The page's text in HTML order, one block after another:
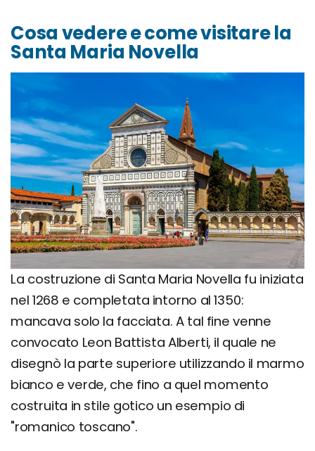
Cosa vedere e come visitare la
Santa Maria Novella
La costruzione di Santa Maria Novella fu iniziata
nel 1268 e completata intorno al 1350:
mancava solo la facciata. A tal fine venne
convocato Leon Battista Alberti, il quale ne
disegnò la parte superiore utilizzando il marmo
bianco e verde, che fino a quel momento
costruita in stile gotico un esempio di
"romanico toscano".